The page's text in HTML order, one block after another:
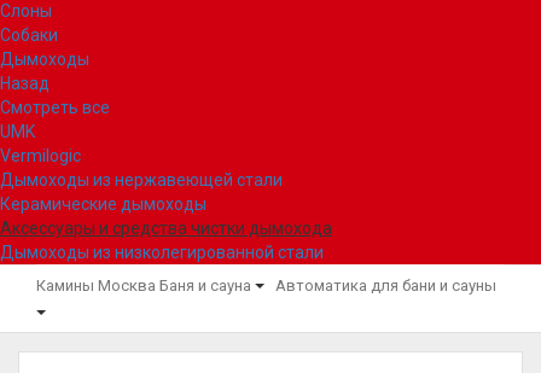
Слоны
Собаки
Дымоходы
Назад
Смотреть все
UMK
Vermilogic
Дымоходы из нержавеющей стали
Керамические дымоходы
Аксессуары и средства чистки дымохода
Дымоходы из низколегированной стали
Камины Москва Баня и сауна Автоматика для бани и сауны